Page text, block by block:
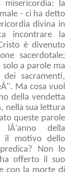
la
- ci ha detto
divina in
incontrare la
è divenuto
sacerdotale;
a parole ma
sacramenti,
Ma cosa vuol
della vendetta
nella sua lettura
queste parole
lÂ'anno della
il motivo dello
Non lo
offerto il suo
con la morte di